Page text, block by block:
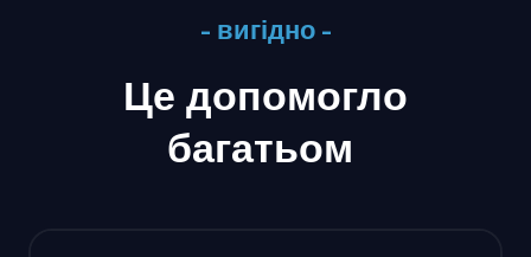
- вигідно -
Це допомогло
багатьом